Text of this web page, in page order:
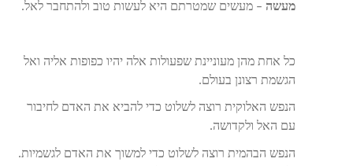
מעשה – מעשים שמטרתם היא לעשות טוב ולהתחבר לאל.
כל אחת מהן מעוניינת שפעולות אלה יהיו כפופות אליה ואל
הגשמת רצונן בעולם.
הנפש האלוקית רוצה לשלוט כדי להביא את האדם לחיבור
עם האל ולקדושה.
הנפש הבהמית רוצה לשלוט כדי למשוך את האדם לגשמיות.